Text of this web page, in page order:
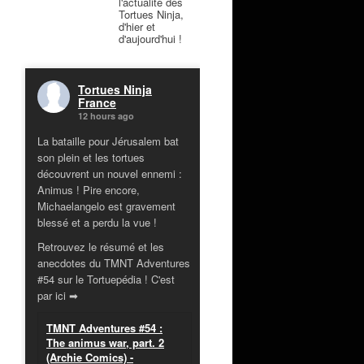
Tortues Ninja,
d'hier et
d'aujourd'hui !
Tortues Ninja
France
12 hours ago
La bataille pour Jérusalem bat
son plein et les tortues
découvrent un nouvel ennemi :
Animus ! Pire encore,
Michaelangelo est gravement
blessé et a perdu la vue !
Retrouvez le résumé et les
anecdotes du TMNT Adventures
#54 sur le Tortuepédia ! C'est
par ici ➡
TMNT Adventures #54 :
The animus war, part. 2
(Archie Comics) -